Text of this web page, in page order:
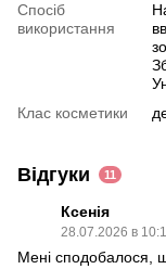
Спосіб
використання
Клас косметики
Відгуки 11
Ксенія
28.07.2026 в
Мені сподобалося,